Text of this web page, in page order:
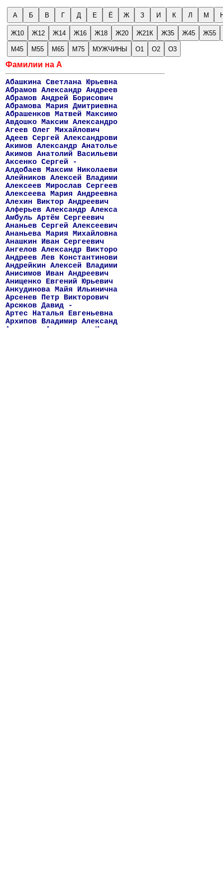
А Б В Г Д Е Ё Ж З И К Л М
Ж10 Ж12 Ж14 Ж16 Ж18 Ж20 Ж21К Ж35 Ж45 Ж55
М45 М55 М65 М75 МУЖЧИНЫ О1 О2 О3
Фамилии на А
Абашкина Светлана Юрьевна
Абрамов Александр Андреев
Абрамов Андрей Борисович
Абрамова Мария Дмитриевна
Абрашенков Матвей Максимо
Авдошко Максим Александро
Агеев Олег Михайлович
Адеев Сергей Александрови
Акимов Александр Анатолье
Акимов Анатолий Васильеви
Аксенко Сергей -
Алдобаев Максим Николаеви
Алейников Алексей Владими
Алексеев Мирослав Сергеев
Алексеева Мария Андреевна
Алехин Виктор Андреевич
Алферьев Александр Алекса
Амбуль Артём Сергеевич
Ананьев Сергей Алексеевич
Ананьева Мария Михайловна
Анашкин Иван Сергеевич
Ангелов Александр Викторо
Андреев Лев Константинови
Андрейкин Алексей Владими
Анисимов Иван Андреевич
Анищенко Евгений Юрьевич
Анкудинова Майя Ильинична
Арсенев Петр Викторович
Арсюков Давид -
Артес Наталья Евгеньевна
Архипов Владимир Александ
Архипова Александра Ивано